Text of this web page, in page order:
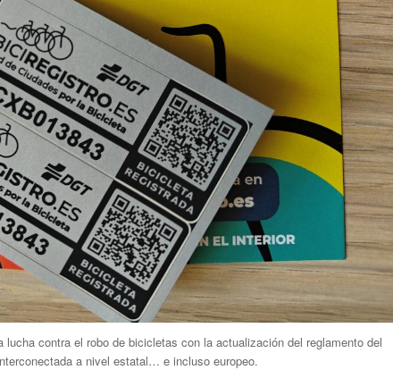
contra el robo de bicicletas con la actualización del reglamento del
a nivel estatal… e incluso europeo.